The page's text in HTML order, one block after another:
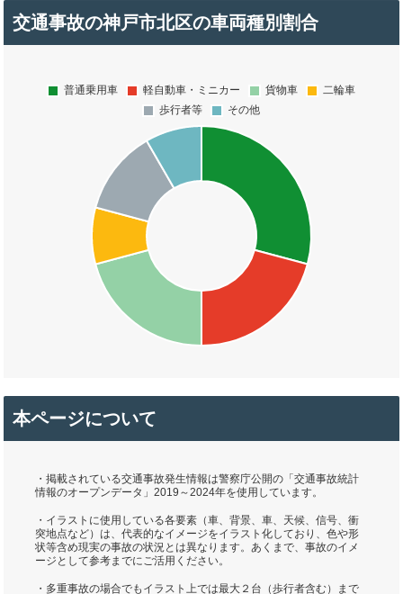
交通事故の神戸市北区の車両種別割合
本ページについて
・掲載されている交通事故発生情報は警察庁公開の「交通事故統計
情報のオープンデータ」2019～2024年を使用しています。
・イラストに使用している各要素（車、背景、車、天候、信号、衝
突地点など）は、代表的なイメージをイラスト化しており、色や形
状等含め現実の事故の状況とは異なります。あくまで、事故のイメ
ージとして参考までにご活用ください。
・多重事故の場合でもイラスト上では最大２台（歩行者含む）まで